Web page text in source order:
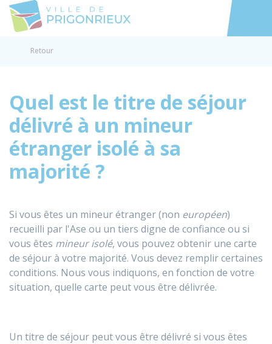
Accéder
Retour
Quel est le titre de séjour
délivré à un mineur
étranger isolé à sa
majorité ?
Si vous êtes un mineur étranger (non européen)
recueilli par l'Ase ou un tiers digne de confiance ou si
vous êtes mineur isolé, vous pouvez obtenir une carte
de séjour à votre majorité. Vous devez remplir certaines
conditions. Nous vous indiquons, en fonction de votre
situation, quelle carte peut vous être délivrée.
Un titre de séjour peut vous être délivré si vous êtes